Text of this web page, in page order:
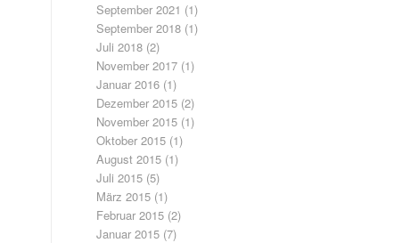
September 2021 (1)
September 2018 (1)
Juli 2018 (2)
November 2017 (1)
Januar 2016 (1)
Dezember 2015 (2)
November 2015 (1)
Oktober 2015 (1)
August 2015 (1)
Juli 2015 (5)
März 2015 (1)
Februar 2015 (2)
Januar 2015 (7)